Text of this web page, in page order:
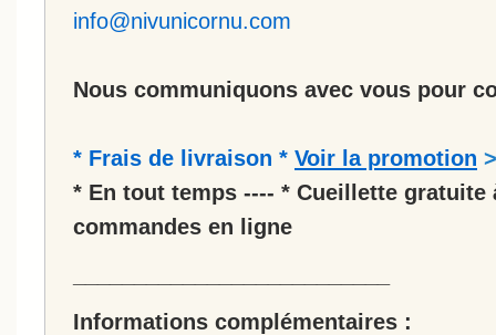
info@nivunicornu.com
Nous communiquons avec vous pour
* Frais de livraison * Voir la promotion >
* En tout temps ---- * Cueillette gratuite
commandes en ligne
Informations complémentaires :